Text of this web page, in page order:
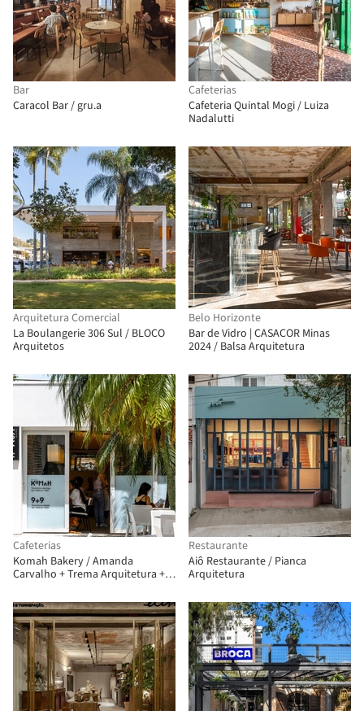
Bar
Caracol Bar / gru.a
Cafeterias
Cafeteria Quintal Mogi / Luiza
Nadalutti
Arquitetura Comercial
La Boulangerie 306 Sul / BLOCO
Arquitetos
Belo Horizonte
Bar de Vidro | CASACOR Minas
2024 / Balsa Arquitetura
Cafeterias
Komah Bakery / Amanda
Carvalho + Trema Arquitetura +
Restaurante
Aiô Restaurante / Pianca
Arquitetura